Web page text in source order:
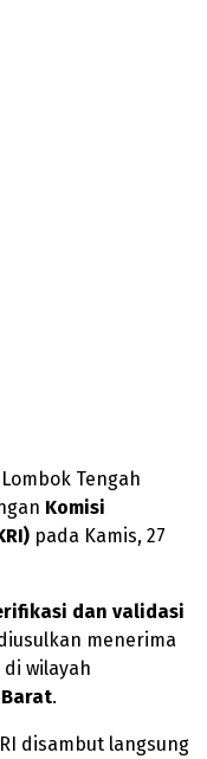
Tengah
Komisi
pada Kamis, 27
dan validasi
menerima
wilayah
.
disambut langsung